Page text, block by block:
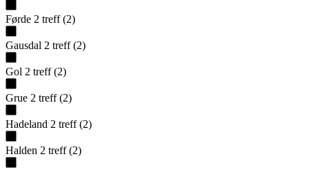
Førde 2 treff (2)
Gausdal 2 treff (2)
Gol 2 treff (2)
Grue 2 treff (2)
Hadeland 2 treff (2)
Halden 2 treff (2)